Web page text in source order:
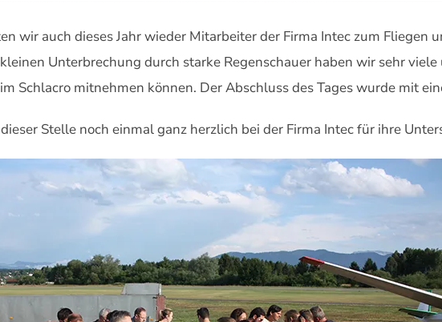
wir auch dieses Jahr wieder Mitarbeiter der Firma Intec zum Fliegen
Unterbrechung durch starke Regenschauer haben wir sehr
Schlacro mitnehmen können. Der Abschluss des Tages wurde mit
Stelle noch einmal ganz herzlich bei der Firma Intec für ihre